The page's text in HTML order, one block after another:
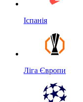
Іспанія
Ліга Європи